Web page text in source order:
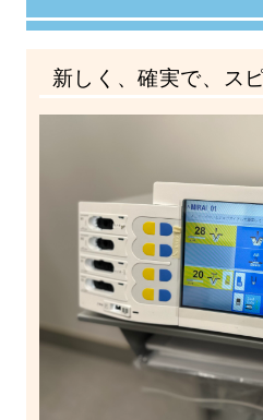
新しく、確実で、ス